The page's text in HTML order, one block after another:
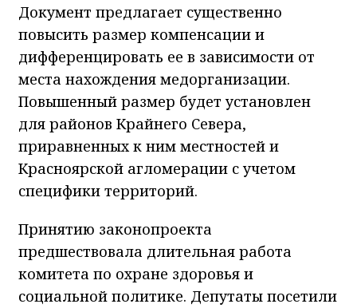
Документ предлагает существенно
повысить размер компенсации и
дифференцировать ее в зависимости от
места нахождения медорганизации.
Повышенный размер будет установлен
для районов Крайнего Севера,
приравненных к ним местностей и
Красноярской агломерации с учетом
специфики территорий.
Принятию законопроекта
предшествовала длительная работа
комитета по охране здоровья и
социальной политике. Депутаты посетили